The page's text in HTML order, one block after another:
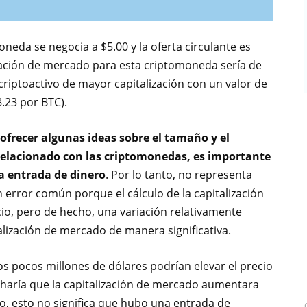
se negocia a $5.00 y la oferta circulante es
de mercado para esta criptomoneda sería de
de mayor capitalización con un valor de
por BTC).
algunas ideas sobre el tamaño y el
con las criptomonedas, es importante
entrada de dinero. Por lo tanto, no representa
común porque el cálculo de la capitalización
pero de hecho, una variación relativamente
de mercado de manera significativa.
pocos millones de dólares podrían elevar el precio
que la capitalización de mercado aumentara
esto no significa que hubo una entrada de